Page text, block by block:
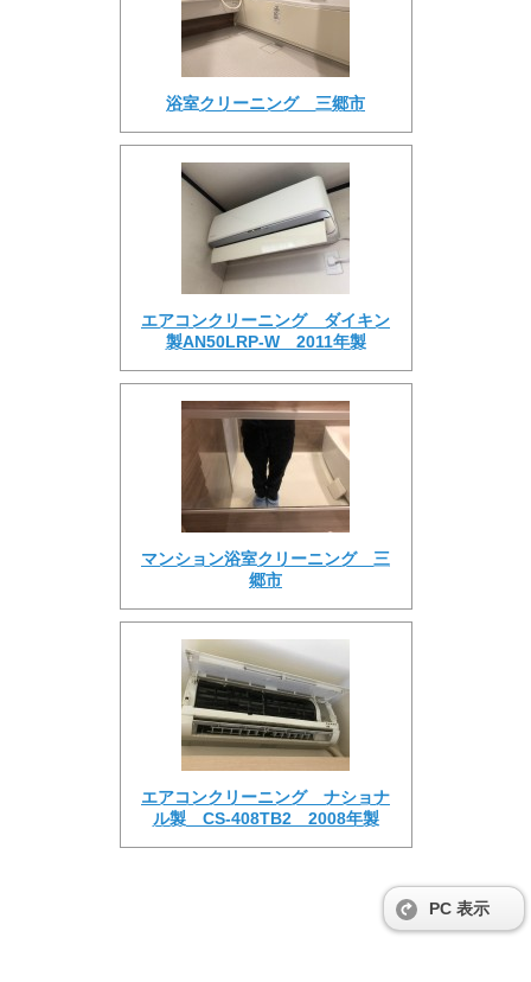
浴室クリーニング 三郷市
エアコンクリーニング ダイキン
製AN50LRP-W 2011年製
マンション浴室クリーニング 三
郷市
エアコンクリーニング ナショナ
ル製 CS-408TB2 2008年製
PC 表示